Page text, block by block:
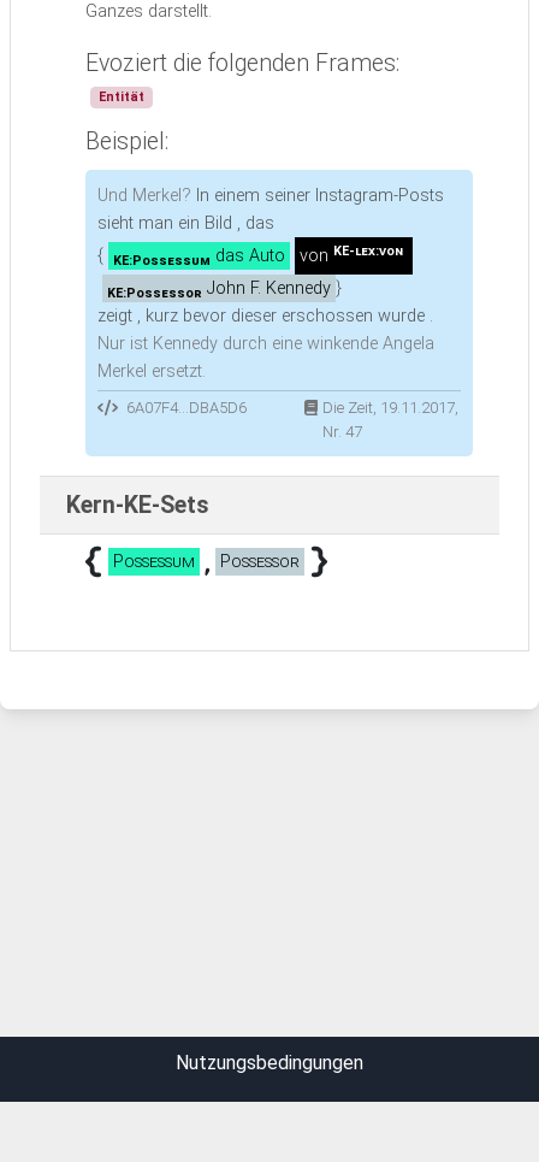
Ganzes darstellt.
Evoziert die folgenden Frames:
Entität
Beispiel:
Und Merkel? In einem seiner Instagram-Posts
sieht man ein Bild , das
{
KE:Possessum das Auto von KE-lex:von
KE:Possessor John F. Kennedy }
zeigt , kurz bevor dieser erschossen wurde .
Nur ist Kennedy durch eine winkende Angela
Merkel ersetzt.
6A07F4...DBA5D6
Die Zeit, 19.11.2017,
Nr. 47
Kern-KE-Sets
Possessum Possessor
Nutzungsbedingungen